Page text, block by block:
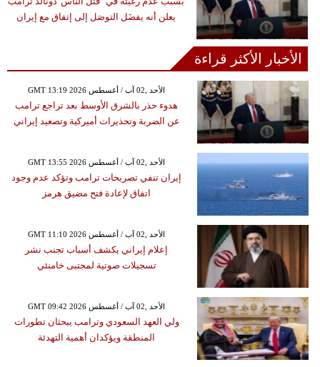
يعلن أنه يفضَل التوصَل إلى إتفاق مع إيران
الأخبار الأكثر قراءة
GMT 13:19 2026 الأحد ,02 آب / أغسطس
هدوء حذر بالشرق الأوسط بعد تراجع ترامب
عن الضربة وتحذيرات أميركية وتصعيد إيراني
GMT 13:55 2026 الأحد ,02 آب / أغسطس
إيران تنفي تصريحات ترامب وتؤكد عدم وجود
اتفاق لإعادة فتح مضيق هرمز
GMT 11:10 2026 الأحد ,02 آب / أغسطس
إعلام إيراني يكشف أسباب تجنب نشر
تسجيلات صوتية لمجتبى خامنئي
GMT 09:42 2026 الأحد ,02 آب / أغسطس
ولي العهد السعودي وترامب يبحثان تطورات
المنطقة ويؤكدان أهمية التهدئة